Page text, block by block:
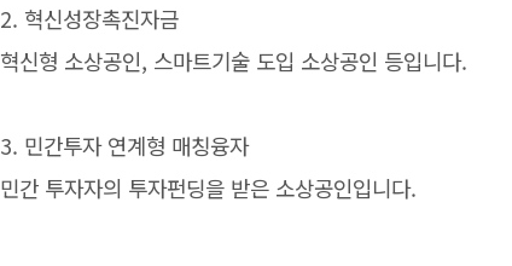
2. 혁신성장촉진자금
혁신형 소상공인, 스마트기술 도입 소상공인 등입니다.
3. 민간투자 연계형 매칭융자
민간 투자자의 투자펀딩을 받은 소상공인입니다.